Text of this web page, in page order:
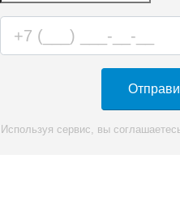
Используя сервис, вы